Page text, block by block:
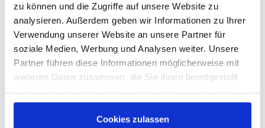
zu können und die Zugriffe auf unsere Website zu
analysieren. Außerdem geben wir Informationen zu Ihrer
Verwendung unserer Website an unsere Partner für
soziale Medien, Werbung und Analysen weiter. Unsere
Partner führen diese Informationen möglicherweise mit
weiteren Daten zusammen, die Sie ihnen bereitgestellt
gesammelt haben.
Cookies zulassen
Die DSW vertritt Ihre Stimmrechteauf sämtlichen
wichtigen Hauptversammlungen in Deutschland.
VERGANGENE HAUPTVERSAMMLUNGSTERMINE